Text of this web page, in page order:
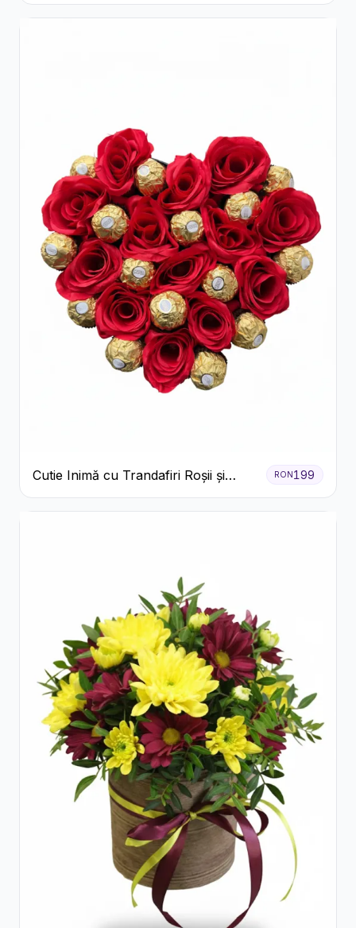
Cutie Inimă cu Trandafiri Roșii și
Ferrero Rocher
RON 199